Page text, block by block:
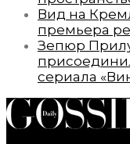
Вид на
премьера
Зепюр
сериала